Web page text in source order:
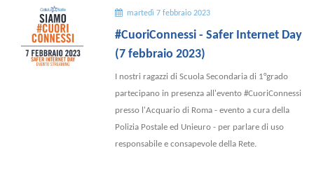
martedì 7 febbraio 2023
#CuoriConnessi - Safer Internet Day
(7 febbraio 2023)
I nostri ragazzi di Scuola Secondaria di 1°grado
partecipano in presenza all'evento #CuoriConnessi
presso l'Acquario di Roma - evento a cura della
Polizia Postale ed Unieuro - per parlare di uso
responsabile e consapevole della Rete.